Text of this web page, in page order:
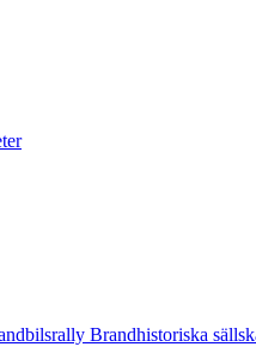
Brandhistoriska